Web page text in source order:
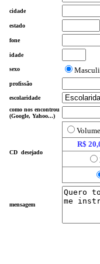
cidade
estado
fone
idade
sexo
profissão
escolaridade
como nos encontrou
(Google, Yahoo...)
CD desejado
Volume
R$
mensagem